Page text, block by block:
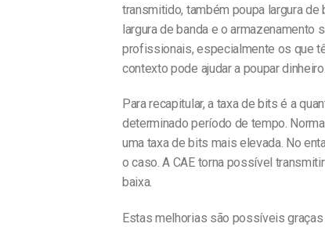
transmitido, também poupa largura
largura de banda e o
profissionais, especialmente os que
contexto pode ajudar a poupar dinheiro.
Para recapitular, a taxa de bits é a
determinado período de tempo.
uma taxa de bits mais elevada. No
o caso. A CAE torna possível
baixa.
Estas melhorias são possíveis